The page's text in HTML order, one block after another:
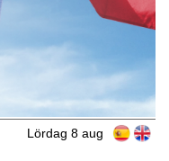
Lördag 8 aug